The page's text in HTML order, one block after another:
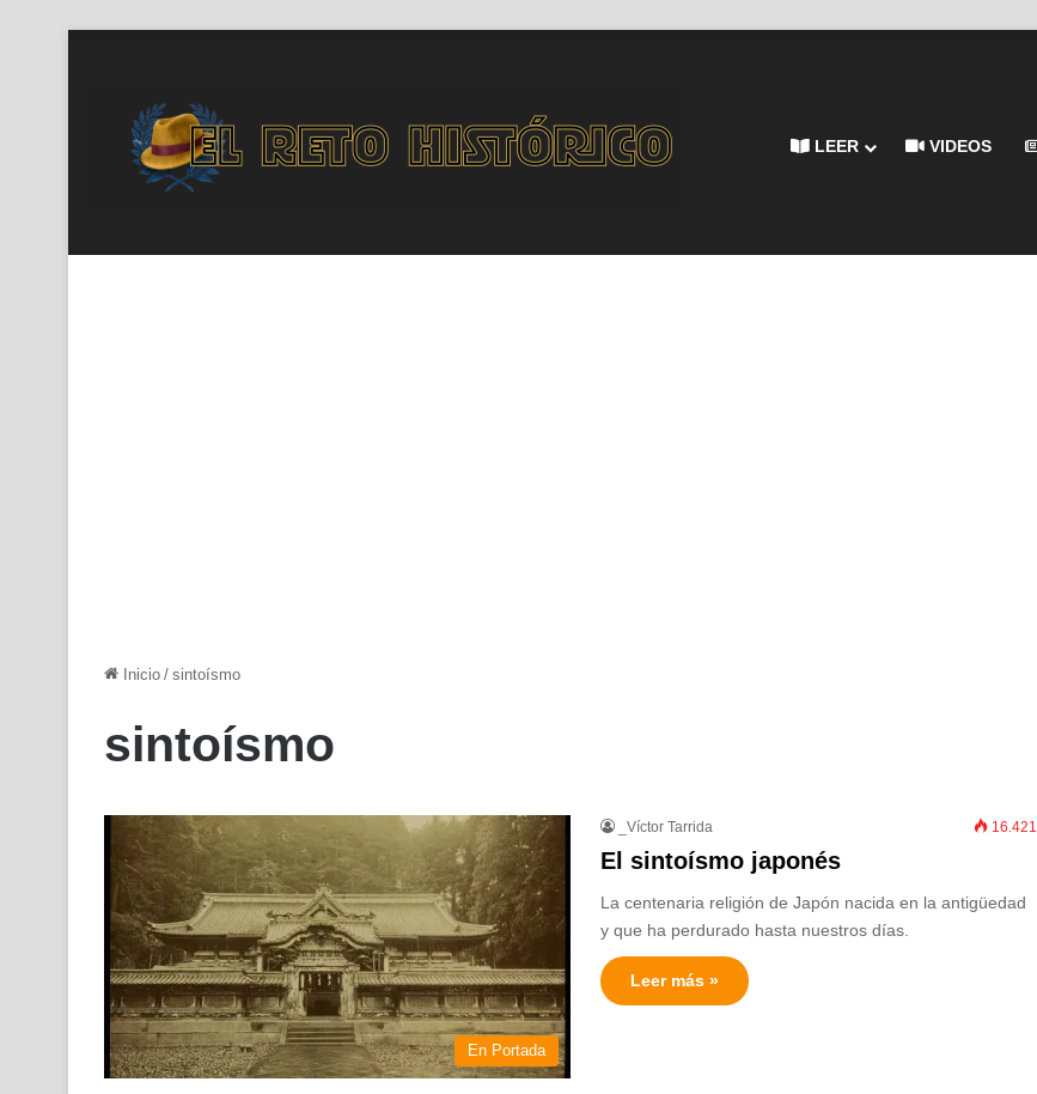
LEER VIDEOS
Inicio / sintoísmo
sintoísmo
En Portada
_Víctor Tarrida 16.421
El sintoísmo japonés
La centenaria religión de Japón nacida en la antigüedad
y que ha perdurado hasta nuestros días.
Leer más »